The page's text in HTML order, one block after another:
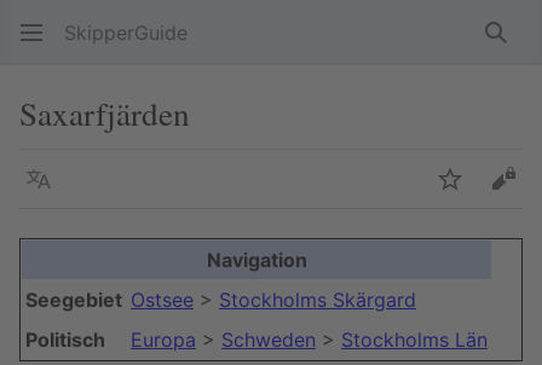
SkipperGuide
Saxarfjärden
Sprache
Navigation
Seegebiet Ostsee > Stockholms Skärgard
Politisch
Europa > Schweden > Stockholms Län